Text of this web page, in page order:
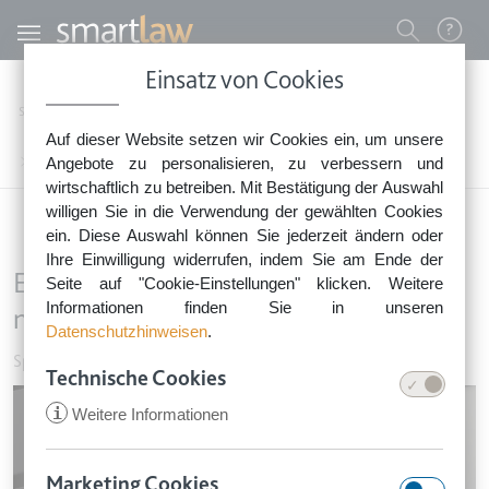
Einsatz von Cookies
Auf dieser Website setzen wir Cookies ein, um unsere
Angebote zu personalisieren, zu verbessern und
wirtschaftlich zu betreiben. Mit Bestätigung der Auswahl
willigen Sie in die Verwendung der gewählten Cookies
ein. Diese Auswahl können Sie jederzeit ändern oder
Ihre Einwilligung widerrufen, indem Sie am Ende der
Seite auf "Cookie-Einstellungen" klicken. Weitere
Informationen finden Sie in unseren
Datenschutzhinweisen.
Technische Cookies
i Weitere Informationen
Direkt zum Inhalt
0800 - 268 4 268 (kostenfrei)
Sie erreichen unser Service-Team:
Montag bis Freitag: 8-18 Uhr
Keine Rechtsberatung.
Benutzermenü
Startseite
Endpreis für Flugticket muss alle notwendigen Gebühren enthalten
Endpreis für Flugticket muss alle
notwendigen Gebühren enthalten
Sport & Freizeit
Image